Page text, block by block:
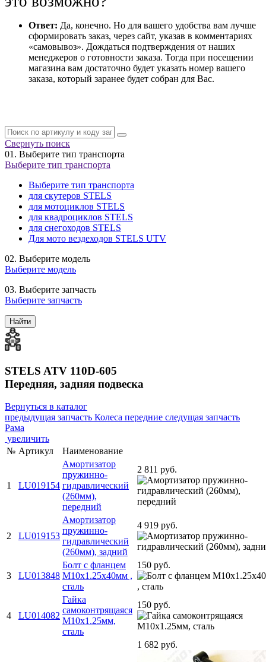
Ответ: Да, конечно. Но для вашего удобства вам лучше
сформировать заказ, через сайт, указав в комментариях
«самовывоз». Дождаться подтверждения от наших
менеджеров о готовности заказа. Тогда при посещении
магазина вам достаточно будет указать номер вашего
заказа, который заранее будет собран для Вас.
Свернуть поиск
01. Выберите тип транспорта
Выберите тип транспорта
Выберите тип транспорта
для скутеров STELS
для мотоциклов STELS
для квадроциклов STELS
для снегоходов STELS
Для мото вездеходов STELS UTV
02. Выберите модель
Выберите модель
03. Выберите запчасть
Выберите запчасть
Найти
STELS ATV 110D-605
Передняя, задняя подвеска
Вернуться в каталог
предыдущая запчасть Колеса передние следущая запчасть
Рама
увеличить
№ Артикул Наименование
1 LU019154
Амортизатор
пружинно-
гидравлический
(260мм),
передний
2 811 руб.
2 LU019153
Амортизатор
пружинно-
гидравлический
(260мм), задний
4 919 руб.
3 LU013848
Болт с фланцем
M10х1.25х40мм ,
сталь
150 руб.
4 LU014082
Гайка
самоконтрящаяся
M10х1.25мм,
сталь
150 руб.
1 682 руб.